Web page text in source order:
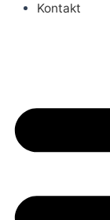
Kontakt